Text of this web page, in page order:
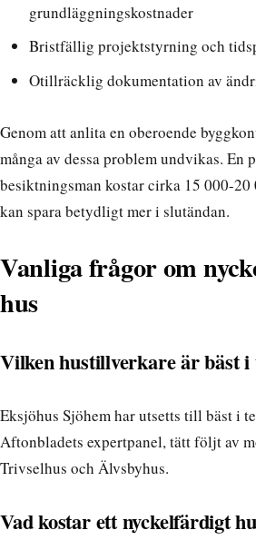
grundläggningskostnader
Bristfällig projektstyrning och
Otillräcklig dokumentation av
Genom att anlita en oberoende
många av dessa problem undvikas. En
besiktningsman kostar cirka 15 000-20
kan spara betydligt mer i slutändan.
Vanliga frågor om
hus
Vilken hustillverkare är bäst i
Eksjöhus Sjöhem har utsetts till bäst i
Aftonbladets expertpanel, tätt följt av
Trivselhus och Älvsbyhus.
Vad kostar ett nyckelfärdigt